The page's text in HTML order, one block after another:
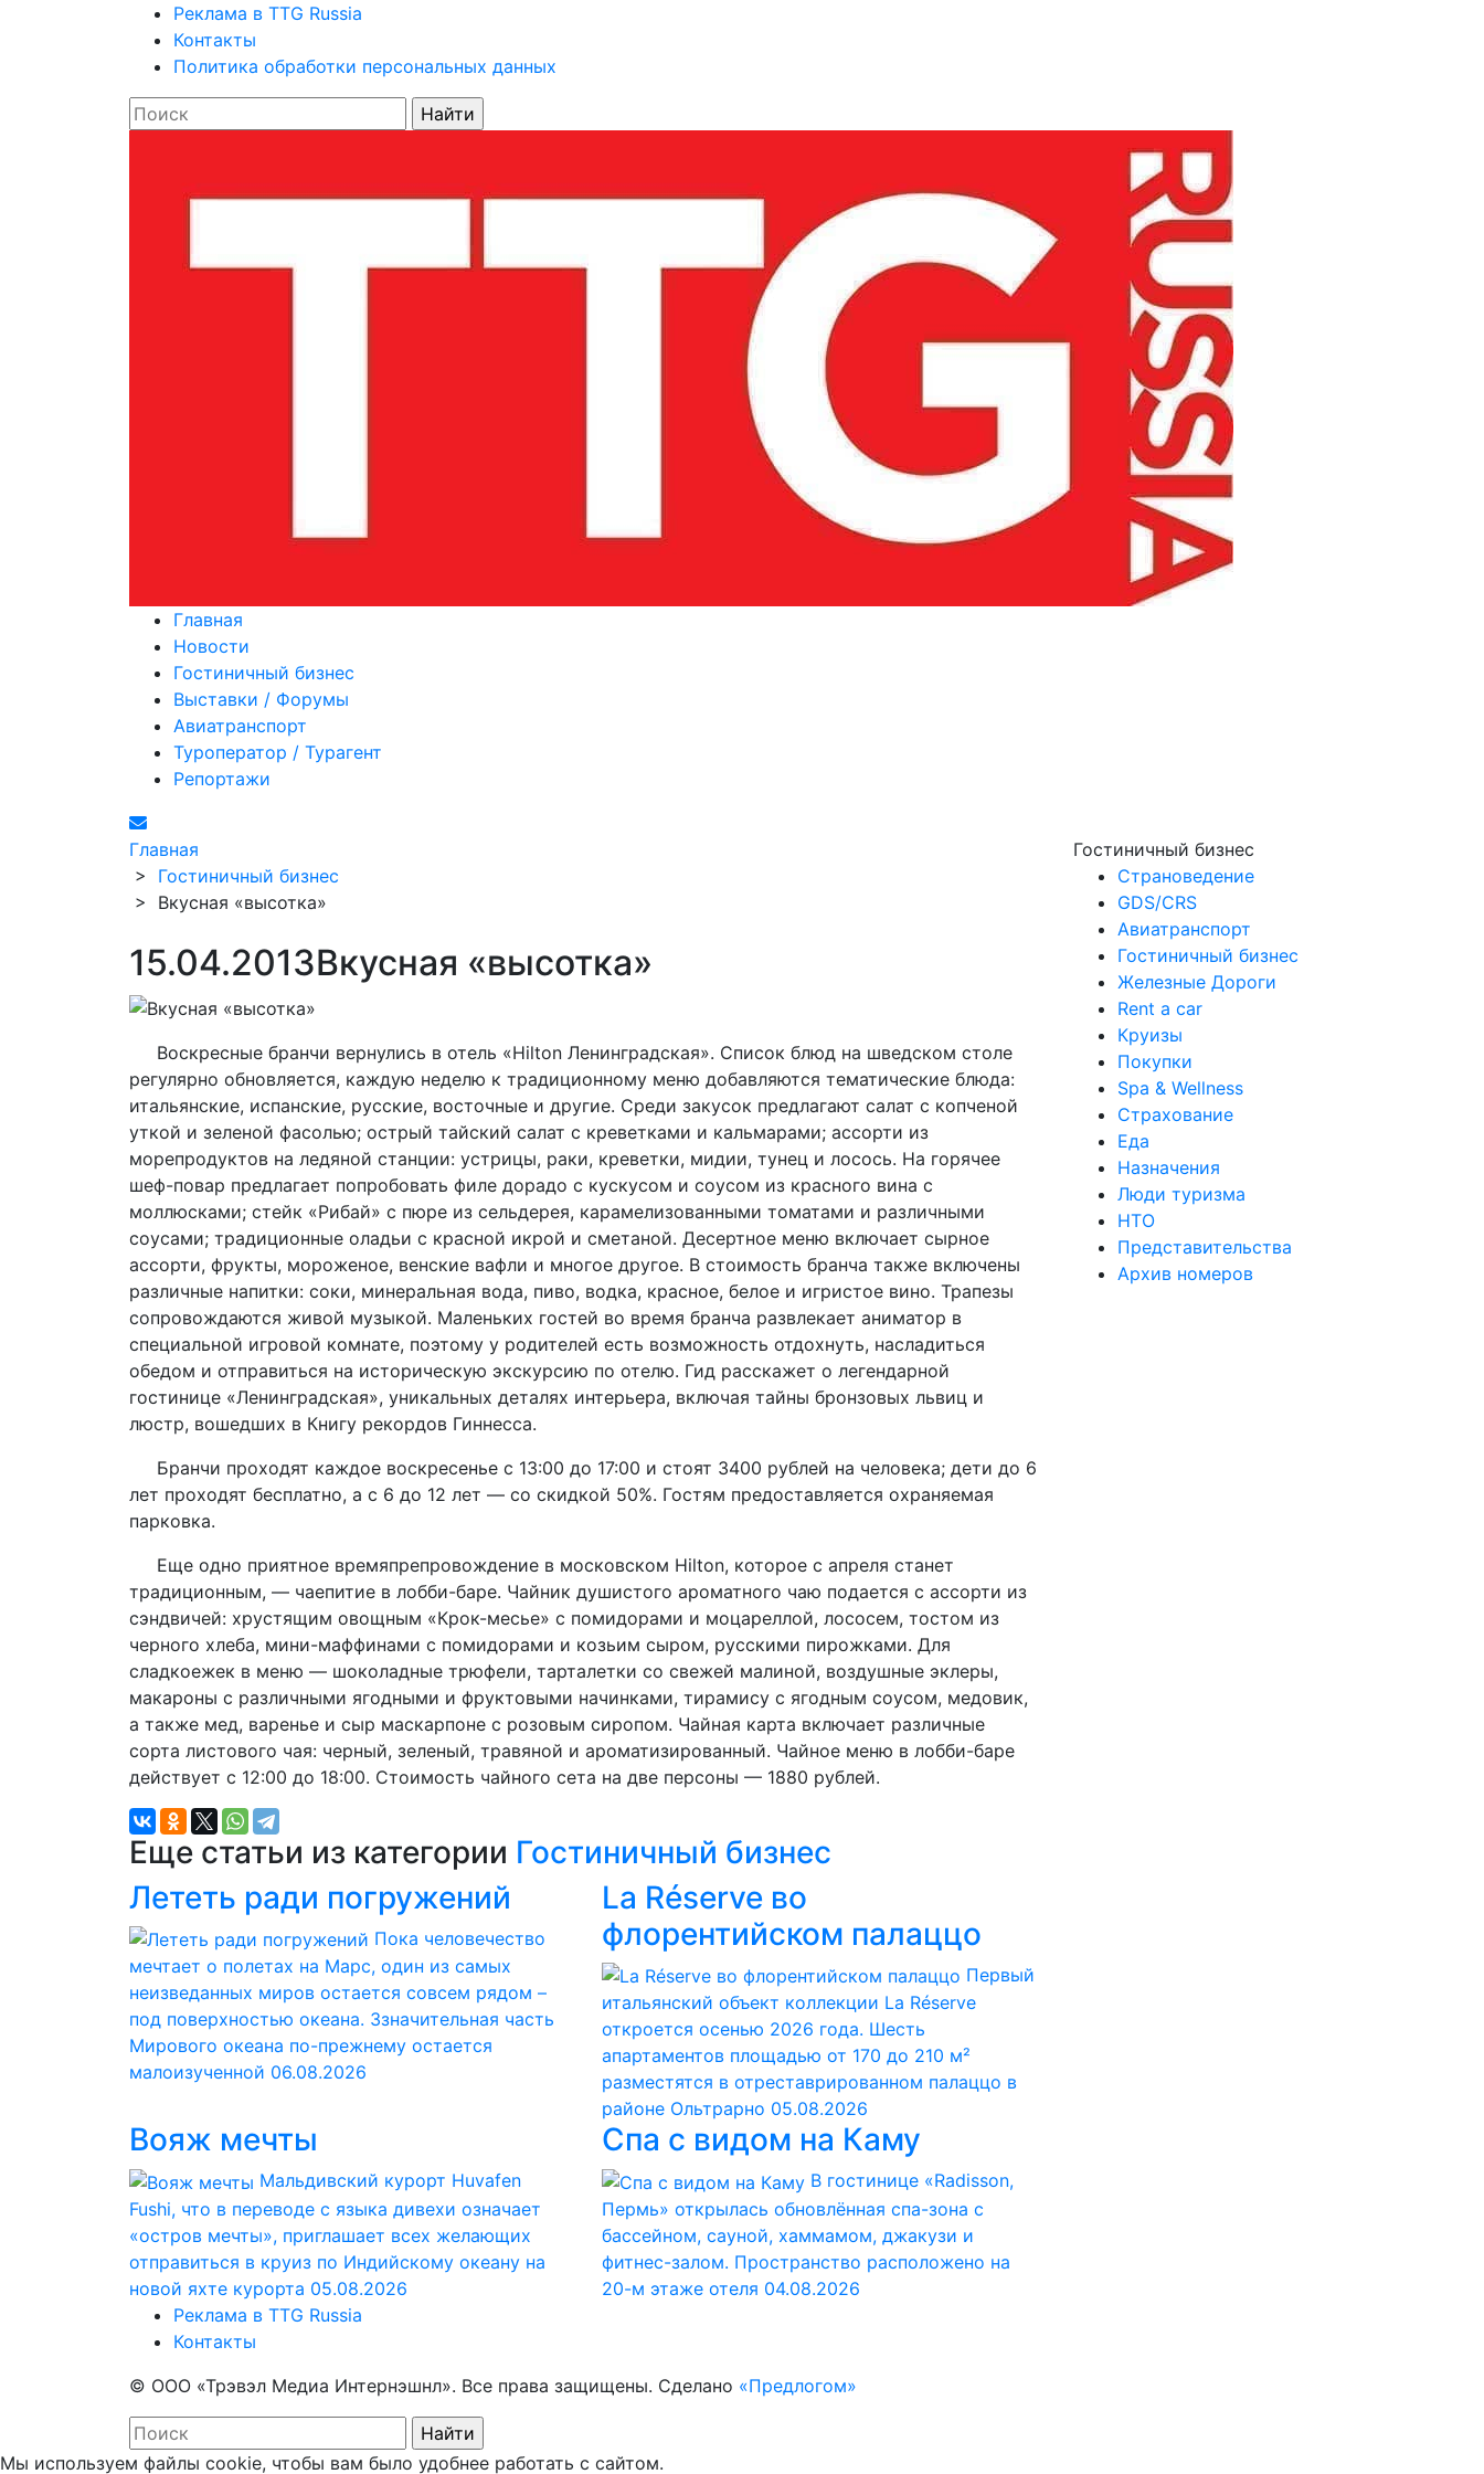
Реклама в TTG Russia
Контакты
Политика обработки персональных данных
Главная
Новости
Гостиничный бизнес
Выставки / Форумы
Авиатранспорт
Туроператор / Турагент
Репортажи
Главная
> Гостиничный бизнес
> Вкусная «высотка»
15.04.2013Вкусная «высотка»
Воскресные бранчи вернулись в отель «Hilton Ленинградская». Список блюд на шведском столе
регулярно обновляется, каждую неделю к традиционному меню добавляются тематические блюда:
итальянские, испанские, русские, восточные и другие. Среди закусок предлагают салат с копченой
уткой и зеленой фасолью; острый тайский салат с креветками и кальмарами; ассорти из
морепродуктов на ледяной станции: устрицы, раки, креветки, мидии, тунец и лосось. На горячее
шеф-повар предлагает попробовать филе дорадо с кускусом и соусом из красного вина с
моллюсками; стейк «Рибай» с пюре из сельдерея, карамелизованными томатами и различными
соусами; традиционные оладьи с красной икрой и сметаной. Десертное меню включает сырное
ассорти, фрукты, мороженое, венские вафли и многое другое. В стоимость бранча также включены
различные напитки: соки, минеральная вода, пиво, водка, красное, белое и игристое вино. Трапезы
сопровождаются живой музыкой. Маленьких гостей во время бранча развлекает аниматор в
специальной игровой комнате, поэтому у родителей есть возможность отдохнуть, насладиться
обедом и отправиться на историческую экскурсию по отелю. Гид расскажет о легендарной
гостинице «Ленинградская», уникальных деталях интерьера, включая тайны бронзовых львиц и
люстр, вошедших в Книгу рекордов Гиннесса.
Бранчи проходят каждое воскресенье с 13:00 до 17:00 и стоят 3400 рублей на человека; дети до 6
лет проходят бесплатно, а с 6 до 12 лет — со скидкой 50%. Гостям предоставляется охраняемая
парковка.
Еще одно приятное времяпрепровождение в московском Hilton, которое с апреля станет
традиционным, — чаепитие в лобби-баре. Чайник душистого ароматного чаю подается с ассорти из
сэндвичей: хрустящим овощным «Крок-месье» с помидорами и моцареллой, лососем, тостом из
черного хлеба, мини-маффинами с помидорами и козьим сыром, русскими пирожками. Для
сладкоежек в меню — шоколадные трюфели, тарталетки со свежей малиной, воздушные эклеры,
макароны с различными ягодными и фруктовыми начинками, тирамису с ягодным соусом, медовик,
а также мед, варенье и сыр маскарпоне с розовым сиропом. Чайная карта включает различные
сорта листового чая: черный, зеленый, травяной и ароматизированный. Чайное меню в лобби-баре
действует с 12:00 до 18:00. Стоимость чайного сета на две персоны — 1880 рублей.
Еще статьи из категории Гостиничный бизнес
Лететь ради погружений
Пока человечество
мечтает о полетах на Марс, один из самых
неизведанных миров остается совсем рядом –
под поверхностью океана. Ззначительная часть
Мирового океана по-прежнему остается
малоизученной 06.08.2026
La Réserve во
флорентийском палаццо
Первый
итальянский объект коллекции La Réserve
откроется осенью 2026 года. Шесть
апартаментов площадью от 170 до 210 м²
разместятся в отреставрированном палаццо в
районе Ольтрарно 05.08.2026
Вояж мечты
Мальдивский курорт Huvafen
Fushi, что в переводе с языка дивехи означает
«остров мечты», приглашает всех желающих
отправиться в круиз по Индийскому океану на
новой яхте курорта 05.08.2026
Спа с видом на Каму
В гостинице «Radisson,
Пермь» открылась обновлённая спа-зона с
бассейном, сауной, хаммамом, джакузи и
фитнес-залом. Пространство расположено на
20-м этаже отеля 04.08.2026
Гостиничный бизнес
Страноведение
GDS/CRS
Авиатранспорт
Гостиничный бизнес
Железные Дороги
Rent a car
Круизы
Покупки
Spa & Wellness
Страхование
Еда
Назначения
Люди туризма
НТО
Представительства
Архив номеров
Реклама в TTG Russia
Контакты
© ООО «Трэвэл Медиа Интернэшнл». Все права защищены. Сделано «Предлогом»
Мы используем файлы cookie, чтобы вам было удобнее работать с сайтом.